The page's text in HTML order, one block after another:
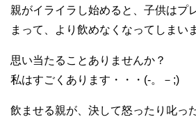
親がイライラし始めると、子供はプ
まって、より飲めなくなってしまい
思い当たることありませんか？
私はすごくあります・・・(-。－;)
飲ませる親が、決して怒ったり叱っ